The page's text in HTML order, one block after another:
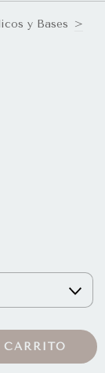
y Bases >